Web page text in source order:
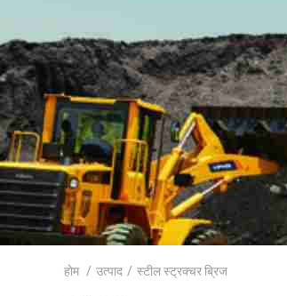
होम / उत्पाद / स्टील स्ट्रक्चर ब्रिज